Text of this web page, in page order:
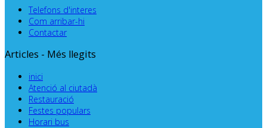
Telefons d'interes
Com arribar-hi
Contactar
Articles - Més llegits
inici
Atenció al ciutadà
Restauració
Festes populars
Horari bus